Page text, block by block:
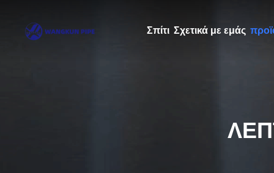
Σπίτι Σχετικά με εμάς